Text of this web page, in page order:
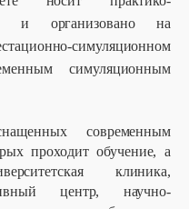
и организовано на
симуляционном
симуляционным
современным
проходит обучение, а
клиника,
центр, научно-